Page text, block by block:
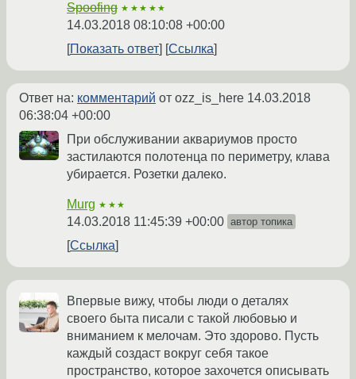
Spoofing ★★★★★
14.03.2018 08:10:08 +00:00
Показать ответ
Ссылка
Ответ на: комментарий от ozz_is_here 14.03.2018
06:38:04 +00:00
При обслуживании аквариумов просто
застилаются полотенца по периметру, клава
убирается. Розетки далеко.
Murg ★★★
14.03.2018 11:45:39 +00:00 автор топика
Ссылка
Впервые вижу, чтобы люди о деталях
своего быта писали с такой любовью и
вниманием к мелочам. Это здорово. Пусть
каждый создаст вокруг себя такое
пространство, которое захочется описывать